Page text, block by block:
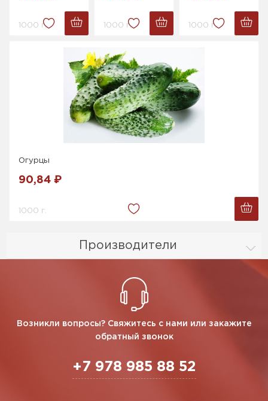
Производители
1000 г. 1000 г. 1000 г.
Огурцы
90,84 ₽
1000 г.
Возникли вопросы? Свяжитесь с нами или закажите
обратный звонок
+7 978 985 88 52